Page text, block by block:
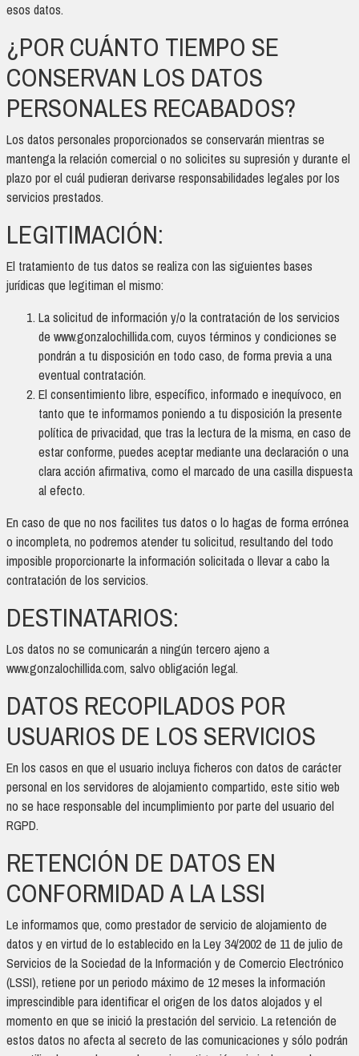
esos datos.
¿POR CUÁNTO TIEMPO SE
CONSERVAN LOS DATOS
PERSONALES RECABADOS?
Los datos personales proporcionados se conservarán mientras se
mantenga la relación comercial o no solicites su supresión y durante el
plazo por el cuál pudieran derivarse responsabilidades legales por los
servicios prestados.
LEGITIMACIÓN:
El tratamiento de tus datos se realiza con las siguientes bases
jurídicas que legitiman el mismo:
La solicitud de información y/o la contratación de los servicios
de www.gonzalochillida.com, cuyos términos y condiciones se
pondrán a tu disposición en todo caso, de forma previa a una
eventual contratación.
El consentimiento libre, específico, informado e inequívoco, en
tanto que te informamos poniendo a tu disposición la presente
política de privacidad, que tras la lectura de la misma, en caso de
estar conforme, puedes aceptar mediante una declaración o una
clara acción afirmativa, como el marcado de una casilla dispuesta
al efecto.
En caso de que no nos facilites tus datos o lo hagas de forma errónea
o incompleta, no podremos atender tu solicitud, resultando del todo
imposible proporcionarte la información solicitada o llevar a cabo la
contratación de los servicios.
DESTINATARIOS:
Los datos no se comunicarán a ningún tercero ajeno a
www.gonzalochillida.com, salvo obligación legal.
DATOS RECOPILADOS POR
USUARIOS DE LOS SERVICIOS
En los casos en que el usuario incluya ficheros con datos de carácter
personal en los servidores de alojamiento compartido, este sitio web
no se hace responsable del incumplimiento por parte del usuario del
RGPD.
RETENCIÓN DE DATOS EN
CONFORMIDAD A LA LSSI
Le informamos que, como prestador de servicio de alojamiento de
datos y en virtud de lo establecido en la Ley 34/2002 de 11 de julio de
Servicios de la Sociedad de la Información y de Comercio Electrónico
(LSSI), retiene por un periodo máximo de 12 meses la información
imprescindible para identificar el origen de los datos alojados y el
momento en que se inició la prestación del servicio. La retención de
estos datos no afecta al secreto de las comunicaciones y sólo podrán